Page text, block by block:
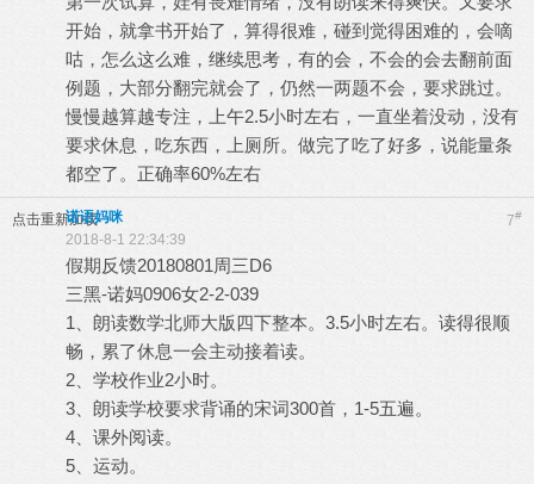
开始，就拿书开始了，算得很难，碰到觉得困难的，会嘀
咕，怎么这么难，继续思考，有的会，不会的会去翻前面
例题，大部分翻完就会了，仍然一两题不会，要求跳过。
慢慢越算越专注，上午2.5小时左右，一直坐着没动，没有
要求休息，吃东西，上厕所。做完了吃了好多，说能量条
都空了。正确率60%左右
点击重新加载 7#
诺语妈咪
2018-8-1 22:34:39
假期反馈20180801周三D6
三黑-诺妈0906女2-2-039
1、朗读数学北师大版四下整本。3.5小时左右。读得很顺
畅，累了休息一会主动接着读。
2、学校作业2小时。
3、朗读学校要求背诵的宋词300首，1-5五遍。
4、课外阅读。
5、运动。